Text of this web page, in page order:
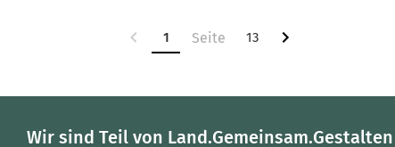
1 13
Wir sind Teil von Land.Gemeinsam.Gestalten